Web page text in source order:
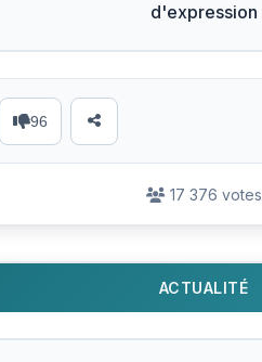
d'expression
96
17 376 votes
ACTUALITÉ